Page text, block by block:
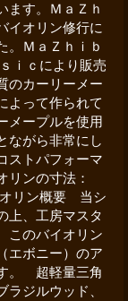
ます。ＭａＺｈ
イオリン修行に
。ＭａＺｈｉｂ
ｉｃにより販売
のカーリーメー
よって作られて
メープルを使用
ながら非常にし
ストパフォーマ
リンの寸法：
ン概要 当シ
上、工房マスタ
このバイオリン
エボニー）のア
。 超軽量三角
ジルウッド、